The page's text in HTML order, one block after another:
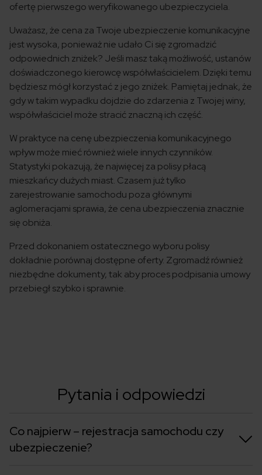
ofertę pierwszego weryfikowanego ubezpieczyciela.
Uważasz, że cena za Twoje ubezpieczenie komunikacyjne
jest wysoka, ponieważ nie udało Ci się zgromadzić
odpowiednich zniżek? Jeśli masz taką możliwość, ustanów
doświadczonego kierowcę współwłaścicielem. Dzięki temu
będziesz mógł korzystać z jego zniżek. Pamiętaj jednak, że
gdy w takim wypadku dojdzie do zdarzenia z Twojej winy,
współwłaściciel może stracić znaczną ich część.
W praktyce na cenę ubezpieczenia komunikacyjnego
wpływ może mieć również wiele innych czynników.
Statystyki pokazują, że najwięcej za polisy płacą
mieszkańcy dużych miast. Czasem już tylko
zarejestrowanie samochodu poza głównymi
aglomeracjami sprawia, że cena ubezpieczenia znacznie
się obniża.
Przed dokonaniem ostatecznego wyboru polisy
dokładnie porównaj dostępne oferty. Zgromadź również
niezbędne dokumenty, tak aby proces podpisania umowy
przebiegł szybko i sprawnie.
Pytania i odpowiedzi
Co najpierw – rejestracja samochodu czy
ubezpieczenie?